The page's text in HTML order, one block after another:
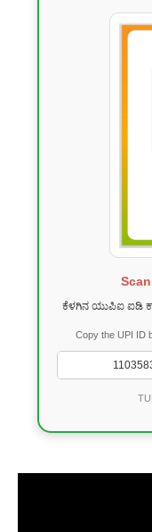
ಕೆಳಗಿನ ಯುಪಿಐ ಐಡಿ
Copy the UPI ID